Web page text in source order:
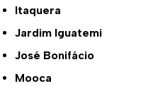
Itaquera
Jardim Iguatemi
José Bonifácio
Mooca